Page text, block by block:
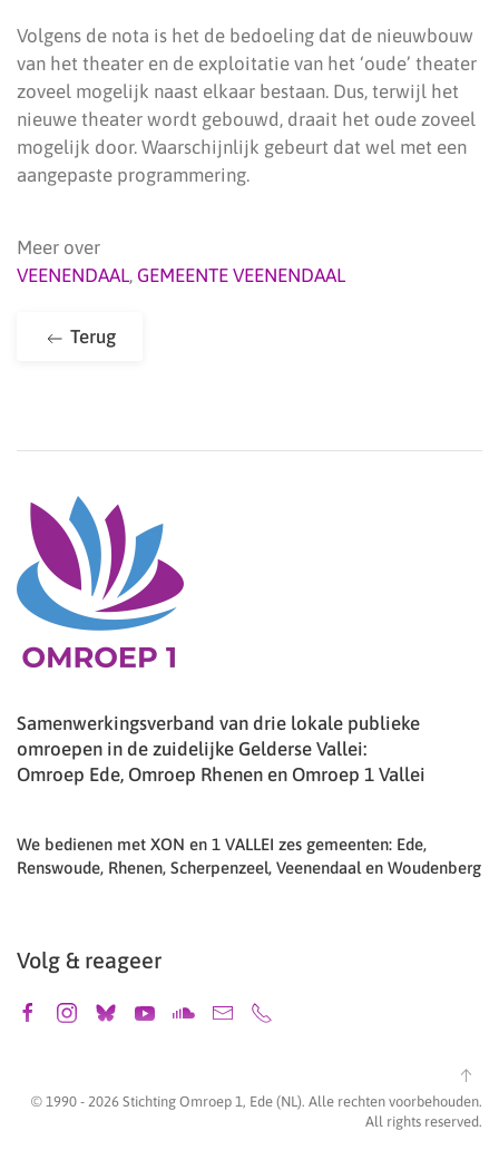
Volgens de nota is het de bedoeling dat de nieuwbouw
van het theater en de exploitatie van het ‘oude’ theater
zoveel mogelijk naast elkaar bestaan. Dus, terwijl het
nieuwe theater wordt gebouwd, draait het oude zoveel
mogelijk door. Waarschijnlijk gebeurt dat wel met een
aangepaste programmering.
Meer over
VEENENDAAL, GEMEENTE VEENENDAAL
Terug
Samenwerkingsverband van drie lokale publieke
omroepen in de zuidelijke Gelderse Vallei:
Omroep Ede, Omroep Rhenen en Omroep 1 Vallei
We bedienen met XON en 1 VALLEI zes gemeenten: Ede,
Renswoude, Rhenen, Scherpenzeel, Veenendaal en Woudenberg
Volg & reageer
© 1990 - 2026 Stichting Omroep 1, Ede (NL). Alle rechten voorbehouden.
All rights reserved.